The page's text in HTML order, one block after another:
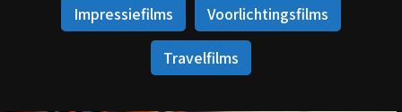
Impressiefilms Voorlichtingsfilms
Travelfilms